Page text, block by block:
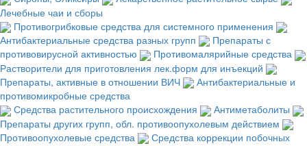
Лечебные чаи и сборы
Противогрибковые средства для системного применения
Антибактериальные средства разных групп
Препараты с
противовирусной активностью
Противомалярийные средства
Растворители для приготовления лек.форм для инъекций
Препараты, активные в отношении ВИЧ
Антибактериальные и
противомикробные средства
Средства растительного происхождения
Антиметаболиты
Препараты других групп, обл. противоопухолевым действием
Противоопухолевые средства
Средства коррекции побочных